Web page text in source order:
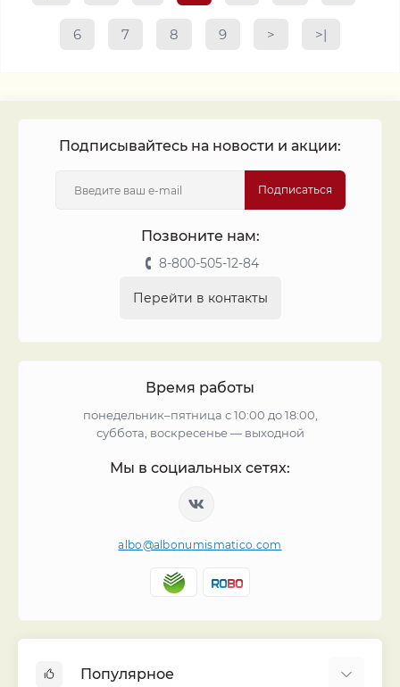
6 7 8 9 > >|
Подписывайтесь на новости и акции:
Подписаться
Позвоните нам:
8-800-505-12-84
Перейти в контакты
Время работы
понедельник–пятница с 10:00 до 18:00,
суббота, воскресенье — выходной
Мы в социальных сетях:
albo@albonumismatico.com
Популярное